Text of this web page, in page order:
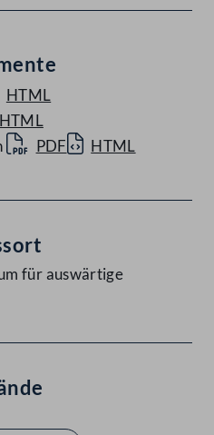
HTML
HTML
PDF HTML
für auswärtige